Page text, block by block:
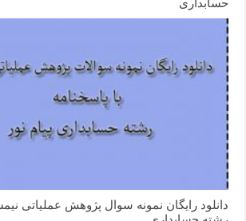
حسابداری